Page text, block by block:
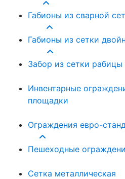
Габионы из сварной
Габионы из сетки
Забор из сетки рабицы
Инвентарные
площадки
Ограждения евро-
Пешеходные
Сетка металлическая